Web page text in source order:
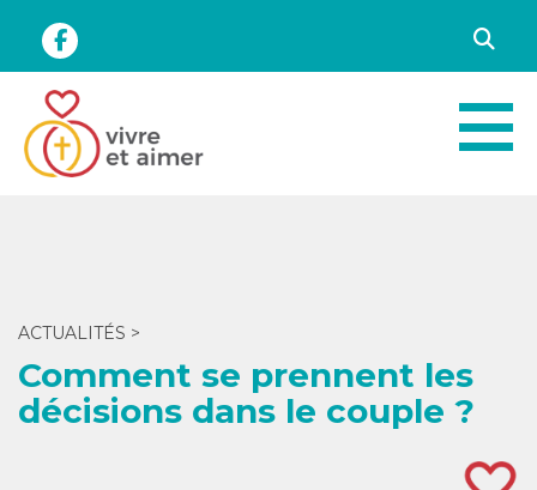
ACTUALITÉS >
Comment se prennent les
décisions dans le couple ?